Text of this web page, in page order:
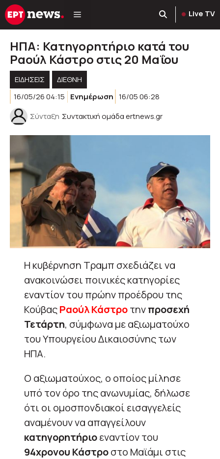
Μετάβαση
σε
Live TV
ΗΠΑ: Κατηγορητήριο κατά του
Ραούλ Κάστρο στις 20 Μαΐου
ΕΙΔΗΣΕΙΣ
ΔΙΕΘΝΗ
16/05/26 04:15
Ενημέρωση 16/05 06:28
Σύνταξη Συντακτική ομάδα ertnews.gr
Η κυβέρνηση Τραμπ σχεδιάζει να
ανακοινώσει ποινικές κατηγορίες
εναντίον του πρώην προέδρου της
ΚούβαςΡαούλ Κάστροτηνπροσεχή
Τετάρτη, σύμφωνα με αξιωματούχο
του Υπουργείου Δικαιοσύνης των
ΗΠΑ.
Ο αξιωματούχος, ο οποίος μίλησε
υπό τον όρο της ανωνυμίας, δήλωσε
ότι οι ομοσπονδιακοί εισαγγελείς
αναμένουν να απαγγείλουν
κατηγορητήριοεναντίον του
94χρονου Κάστροστο Μαϊάμι στις